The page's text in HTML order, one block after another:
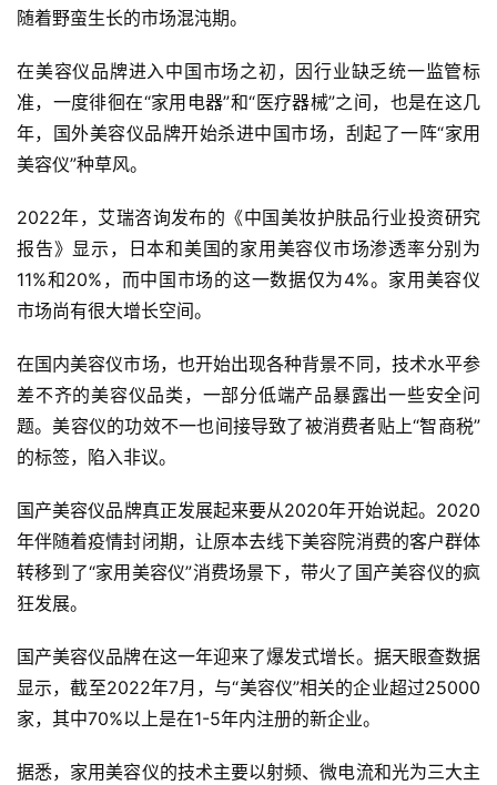
随着野蛮生长的市场混沌期。
在美容仪品牌进入中国市场之初，因行业缺乏统一监管标
准，一度徘徊在“家用电器”和“医疗器械”之间，也是在这几
年，国外美容仪品牌开始杀进中国市场，刮起了一阵“家用
美容仪”种草风。
2022年，艾瑞咨询发布的《中国美妆护肤品行业投资研究
报告》显示，日本和美国的家用美容仪市场渗透率分别为
11%和20%，而中国市场的这一数据仅为4%。家用美容仪
市场尚有很大增长空间。
在国内美容仪市场，也开始出现各种背景不同，技术水平参
差不齐的美容仪品类，一部分低端产品暴露出一些安全问
题。美容仪的功效不一也间接导致了被消费者贴上“智商税”
的标签，陷入非议。
国产美容仪品牌真正发展起来要从2020年开始说起。2020
年伴随着疫情封闭期，让原本去线下美容院消费的客户群体
转移到了“家用美容仪”消费场景下，带火了国产美容仪的疯
狂发展。
国产美容仪品牌在这一年迎来了爆发式增长。据天眼查数据
显示，截至2022年7月，与“美容仪”相关的企业超过25000
家，其中70%以上是在1-5年内注册的新企业。
据悉，家用美容仪的技术主要以射频、微电流和光为三大主